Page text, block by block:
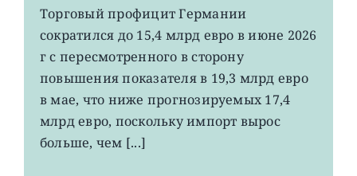
EWG:
немецкий
экспорт
вырос
4-
летнего
Торговый профицит Германии
сократился до 15,4 млрд евро в июне 2026
г с пересмотренного в сторону
повышения показателя в 19,3 млрд евро
в мае, что ниже прогнозируемых 17,4
млрд евро, поскольку импорт вырос
больше, чем [...]